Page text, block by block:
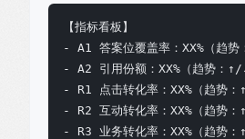
【指标看板】
- A1 答案位覆盖率：XX%（趋势
- A2 引用份额：XX%（趋势：↑/
- R1 点击转化率：XX%（趋势：
- R2 互动转化率：XX%（趋势：
- R3 业务转化率：XX%（趋势：